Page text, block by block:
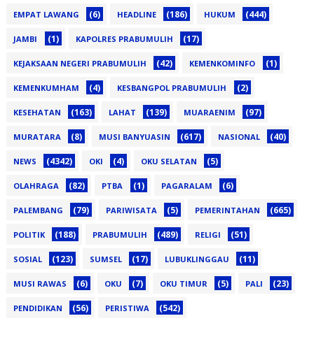
EMPAT LAWANG (6) HEADLINE (186) HUKUM (444)
JAMBI (1) KAPOLRES PRABUMULIH (17)
KEJAKSAAN NEGERI PRABUMULIH (42) KEMENKOMINFO (1)
KEMENKUMHAM (4) KESBANGPOL PRABUMULIH (2)
KESEHATAN (163) LAHAT (139) MUARAENIM (97)
MURATARA (8) MUSI BANYUASIN (617) NASIONAL (40)
NEWS (4342) OKI (4) OKU SELATAN (5)
OLAHRAGA (82) PTBA (1) PAGARALAM (6)
PALEMBANG (79) PARIWISATA (5) PEMERINTAHAN (665)
POLITIK (188) PRABUMULIH (489) RELIGI (51)
SOSIAL (123) SUMSEL (17) LUBUKLINGGAU (11)
MUSI RAWAS (6) OKU (7) OKU TIMUR (5) PALI (23)
PENDIDIKAN (56) PERISTIWA (542)